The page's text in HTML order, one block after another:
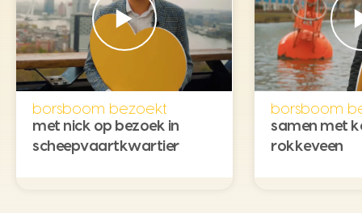
borsboom bezoekt
met nick op bezoek in
scheepvaartkwartier
borsboom
samen met
rokkeveen